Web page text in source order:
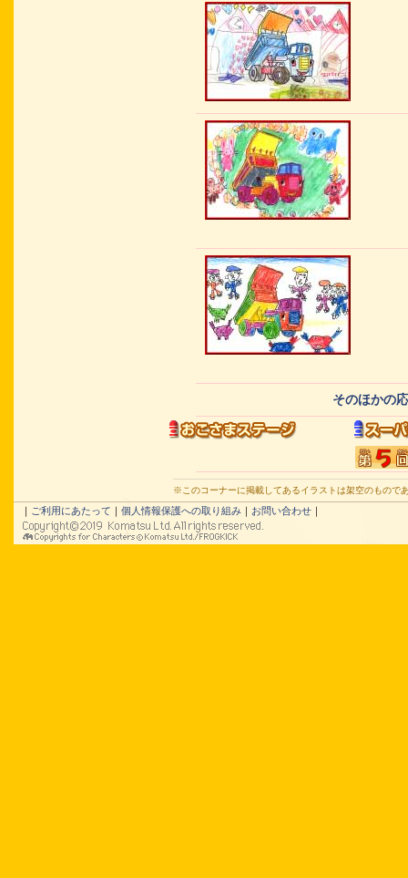
そのほかの
※このコーナーに掲載してあるイラストは架空のもので
｜ ご利用にあたって ｜ 個人情報保護への取り組み ｜ お問い合わせ ｜